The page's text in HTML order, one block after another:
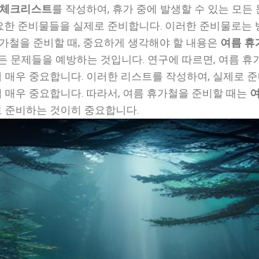
크리스트를 작성하여, 휴가 중에 발생할 수 있는 모
준비물들을 실제로 준비합니다. 이러한 준비물로는
철을 준비할 때, 중요하게 생각해야 할 내용은 여름 휴
문제들을 예방하는 것입니다. 연구에 따르면, 여름 휴
매우 중요합니다. 이러한 리스트를 작성하여, 실제로
매우 중요합니다. 따라서, 여름 휴가철을 준비할 때는
준비하는 것이히 중요합니다.